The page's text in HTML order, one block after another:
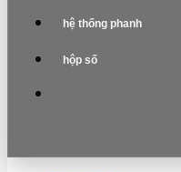
hệ thống phanh
hộp số